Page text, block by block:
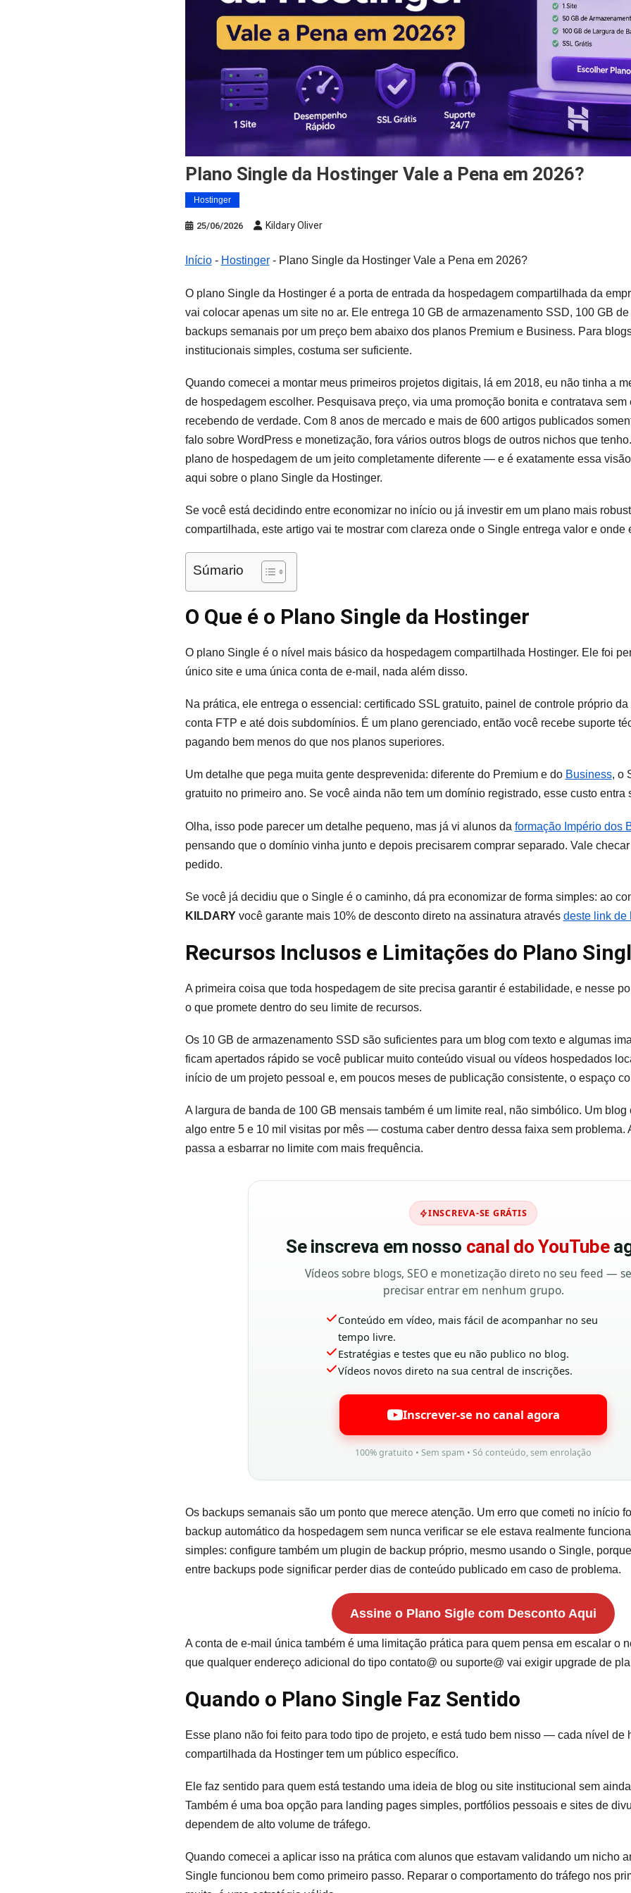
Plano Single da Hostinger Vale a Pena em 2026?
Hostinger
25/06/2026 Kildary Oliver
Início- Hostinger- Plano Single da Hostinger Vale a Pena em 2026?
O plano Single da Hostinger é a porta de entrada da hospedagem compartilhada da
vai colocar apenas um site no ar. Ele entrega 10 GB de armazenamento SSD, 100 GB
backups semanais por um preço bem abaixo dos planos Premium e Business. Para
institucionais simples, costuma ser suficiente.
Quando comecei a montar meus primeiros projetos digitais, lá em 2018, eu não tinha a
de hospedagem escolher. Pesquisava preço, via uma promoção bonita e contratava sem
recebendo de verdade. Com 8 anos de mercado e mais de 600 artigos publicados
falo sobre WordPress e monetização, fora vários outros blogs de outros nichos que
plano de hospedagem de um jeito completamente diferente — e é exatamente essa
aqui sobre o plano Single da Hostinger.
Se você está decidindo entre economizar no início ou já investir em um plano mais
compartilhada, este artigo vai te mostrar com clareza onde o Single entrega valor e onde
Súmario
O Que é o Plano Single da Hostinger
O plano Single é o nível mais básico da hospedagem compartilhada Hostinger. Ele foi
único site e uma única conta de e-mail, nada além disso.
Na prática, ele entrega o essencial: certificado SSL gratuito, painel de controle próprio
conta FTP e até dois subdomínios. É um plano gerenciado, então você recebe suporte
pagando bem menos do que nos planos superiores.
Um detalhe que pega muita gente desprevenida: diferente do Premium e do Business, o
gratuito no primeiro ano. Se você ainda não tem um domínio registrado, esse custo entra
Olha, isso pode parecer um detalhe pequeno, mas já vi alunos da formação Império dos
pensando que o domínio vinha junto e depois precisarem comprar separado. Vale
pedido.
Se você já decidiu que o Single é o caminho, dá pra economizar de forma simples: ao
KILDARYvocê garante mais 10% de desconto direto na assinatura através deste link de
Recursos Inclusos e Limitações do Plano
A primeira coisa que toda hospedagem de site precisa garantir é estabilidade, e nesse
o que promete dentro do seu limite de recursos.
Os 10 GB de armazenamento SSD são suficientes para um blog com texto e algumas
ficam apertados rápido se você publicar muito conteúdo visual ou vídeos hospedados
início de um projeto pessoal e, em poucos meses de publicação consistente, o espaço
A largura de banda de 100 GB mensais também é um limite real, não simbólico. Um
algo entre 5 e 10 mil visitas por mês — costuma caber dentro dessa faixa sem problema.
passa a esbarrar no limite com mais frequência.
INSCREVA-SE GRÁTIS
Se inscreva em nosso canal do YouTube
Vídeos sobre blogs, SEO e monetização direto no seu feed —
precisar entrar em nenhum grupo.
Conteúdo em vídeo, mais fácil de acompanhar no seu
tempo livre.
Estratégias e testes que eu não publico no blog.
Vídeos novos direto na sua central de inscrições.
Inscrever-se no canal agora
100% gratuito • Sem spam • Só conteúdo, sem enrolação
Os backups semanais são um ponto que merece atenção. Um erro que cometi no início
backup automático da hospedagem sem nunca verificar se ele estava realmente
simples: configure também um plugin de backup próprio, mesmo usando o Single,
entre backups pode significar perder dias de conteúdo publicado em caso de problema.
Assine o Plano Sigle com Desconto Aqui
A conta de e-mail única também é uma limitação prática para quem pensa em escalar o
que qualquer endereço adicional do tipo contato@ ou suporte@ vai exigir upgrade de
Quando o Plano Single Faz Sentido
Esse plano não foi feito para todo tipo de projeto, e está tudo bem nisso — cada nível de
compartilhada da Hostinger tem um público específico.
Ele faz sentido para quem está testando uma ideia de blog ou site institucional sem
Também é uma boa opção para landing pages simples, portfólios pessoais e sites de
dependem de alto volume de tráfego.
Quando comecei a aplicar isso na prática com alunos que estavam validando um nicho
Single funcionou bem como primeiro passo. Reparar o comportamento do tráfego nos